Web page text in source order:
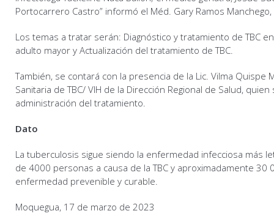
Portocarrero Castro” informó el Méd. Gary Ramos
Los temas a tratar serán: Diagnóstico y tratamiento de TBC
adulto mayor y Actualización del tratamiento de TBC.
También, se contará con la presencia de la Lic. Vilma Quispe
Sanitaria de TBC/ VIH de la Dirección Regional de Salud,
administración del tratamiento.
Dato
La tuberculosis sigue siendo la enfermedad infecciosa más
de 4000 personas a causa de la TBC y aproximadamente
enfermedad prevenible y curable.
Moquegua, 17 de marzo de 2023